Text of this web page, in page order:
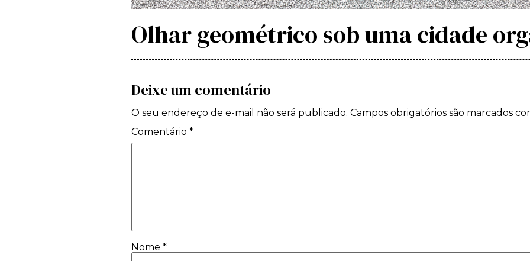
Olhar geométrico sob uma cidade
Deixe um comentário
O seu endereço de e-mail não será publicado. Campos obrigatórios são marcados
Comentário *
Nome *